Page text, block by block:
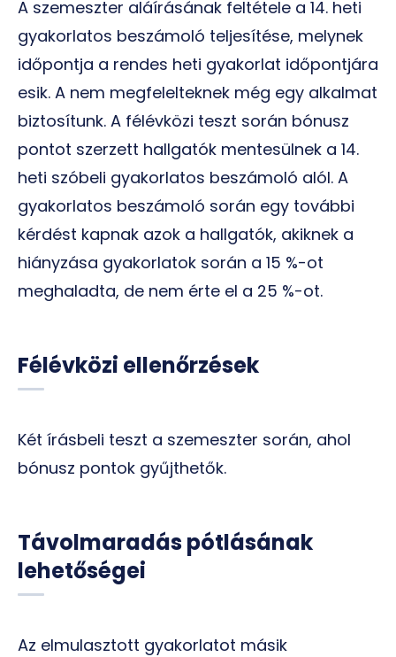
A szemeszter aláírásának feltétele a 14. heti
gyakorlatos beszámoló teljesítése, melynek
időpontja a rendes heti gyakorlat időpontjára
esik. A nem megfelelteknek még egy alkalmat
biztosítunk. A félévközi teszt során bónusz
pontot szerzett hallgatók mentesülnek a 14.
heti szóbeli gyakorlatos beszámoló alól. A
gyakorlatos beszámoló során egy további
kérdést kapnak azok a hallgatók, akiknek a
hiányzása gyakorlatok során a 15 %-ot
meghaladta, de nem érte el a 25 %-ot.
Félévközi ellenőrzések
Két írásbeli teszt a szemeszter során, ahol
bónusz pontok gyűjthetők.
Távolmaradás pótlásának
lehetőségei
Az elmulasztott gyakorlatot másik